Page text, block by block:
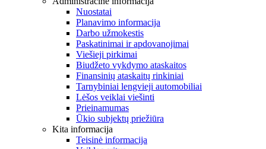
Nuostatai
Planavimo informacija
Darbo užmokestis
Paskatinimai ir apdovanojimai
Viešieji pirkimai
Biudžeto vykdymo ataskaitos
Finansinių ataskaitų rinkiniai
Tarnybiniai lengvieji automobiliai
Lėšos veiklai viešinti
Prieinamumas
Ūkio subjektų priežiūra
Kita informacija
Teisinė informacija